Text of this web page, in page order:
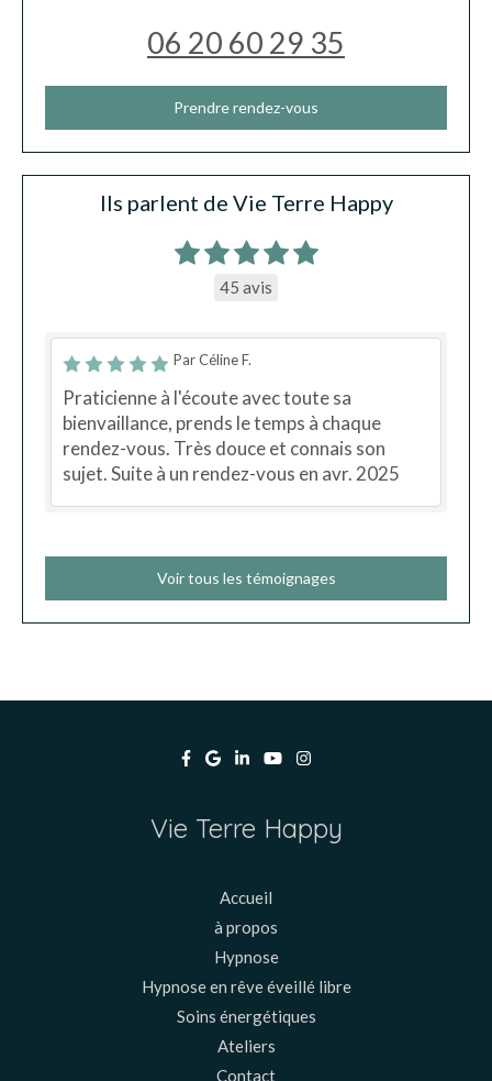
06 20 60 29 35
Prendre rendez-vous
Ils parlent de Vie Terre Happy
45 avis
Par Céline F.
Praticienne à l'écoute avec toute sa
bienvaillance, prends le temps à chaque
rendez-vous. Très douce et connais son
sujet. Suite à un rendez-vous en avr. 2025
Voir tous les témoignages
Vie Terre Happy
Accueil
à propos
Hypnose
Hypnose en rêve éveillé libre
Soins énergétiques
Ateliers
Contact